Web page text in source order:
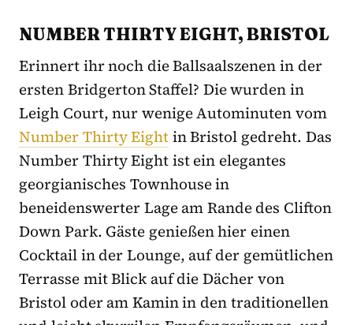
NUMBER THIRTY EIGHT, BRISTOL
Erinnert ihr noch die Ballsaalszenen in der
ersten Bridgerton Staffel? Die wurden in
Leigh Court, nur wenige Autominuten vom
Number Thirty Eightin Bristol gedreht. Das
Number Thirty Eight ist ein elegantes
georgianisches Townhouse in
beneidenswerter Lage am Rande des Clifton
Down Park. Gäste genießen hier einen
Cocktail in der Lounge, auf der gemütlichen
Terrasse mit Blick auf die Dächer von
Bristol oder am Kamin in den traditionellen